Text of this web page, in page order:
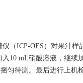
（ICP-OES）对果汁
10 mL硝酸溶液，继续
匀待测。最后进行上机